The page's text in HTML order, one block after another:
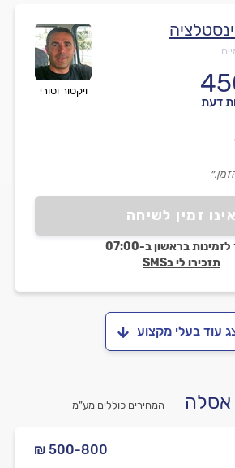
ויקטור וטורי
דעת
אינו זמין לשיחה
בראשון ב-07:00
תזכירו לי בSMS
עוד בעלי מקצוע
אסלה המחירים כוללים מע”מ
₪ 500-800